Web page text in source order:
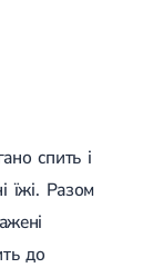
спить і
їжі. Разом
до